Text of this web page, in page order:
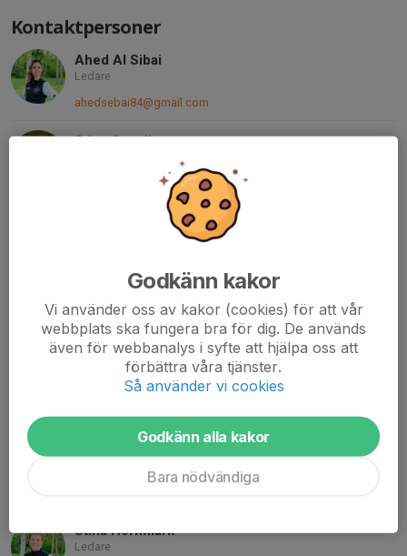
Kontaktpersoner
Ahed Al Sibai
Ledare
ahedsebai84@gmail.com
Stina Ottevik
stinaottevik@hotmail.com
073-627 55 46
Johanna Nilsson
Ledare
073-801 70 91
johanna.nilsson890@gmail.com
Rikard Tranmo
Stina Hörnmark
Ledare
Godkänn kakor
Vi använder oss av kakor (cookies) för att vår
webbplats ska fungera bra för dig. De används
även för webbanalys i syfte att hjälpa oss att
förbättra våra tjänster.
Så använder vi cookies
Godkänn alla kakor
Bara nödvändiga